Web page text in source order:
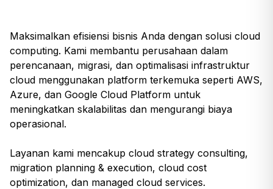
Maksimalkan efisiensi bisnis Anda dengan solusi cloud
computing. Kami membantu perusahaan dalam
perencanaan, migrasi, dan optimalisasi infrastruktur
cloud menggunakan platform terkemuka seperti AWS,
Azure, dan Google Cloud Platform untuk
meningkatkan skalabilitas dan mengurangi biaya
operasional.
Layanan kami mencakup cloud strategy consulting,
migration planning & execution, cloud cost
optimization, dan managed cloud services.